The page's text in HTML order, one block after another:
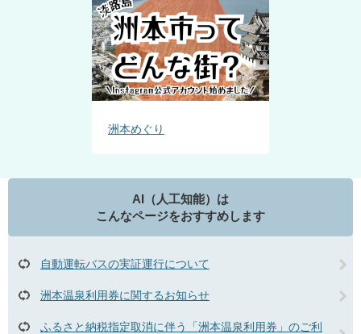
洲本めぐり
AI（人工知能）は
こんなページをおすすめします
自動運転バスの実証運行について
洲本温泉利用券に関するお知らせ
ふるさと納税指定取消に伴う「洲本温泉利用券」のご利